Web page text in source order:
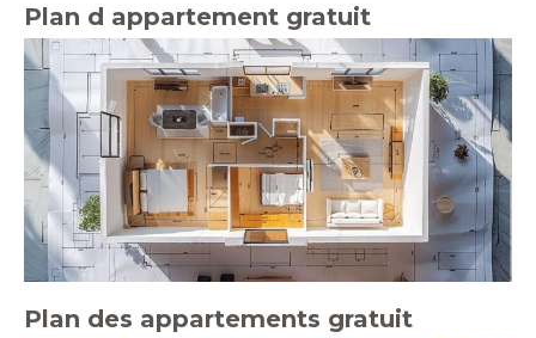
Plan d appartement gratuit
Plan des appartements gratuit